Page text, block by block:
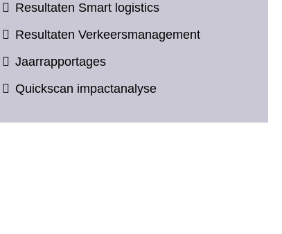
Resultaten Smart logistics
Resultaten Verkeersmanagement
Jaarrapportages
Quickscan impactanalyse